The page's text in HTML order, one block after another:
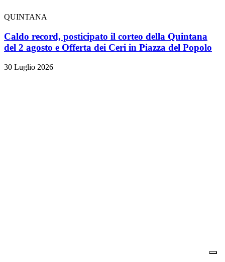
QUINTANA
Caldo record, posticipato il corteo della Quintana
del 2 agosto e Offerta dei Ceri in Piazza del Popolo
30 Luglio 2026